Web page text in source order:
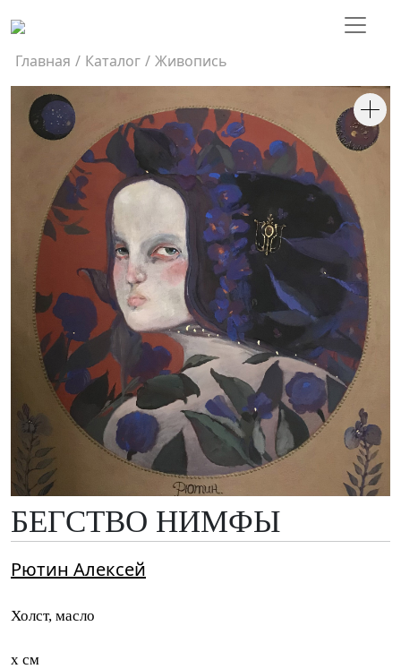
Главная / Каталог / Живопись
БЕГСТВО НИМФЫ
Рютин Алексей
Холст, масло
x см